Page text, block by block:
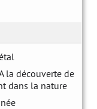
la découverte de
dans la nature